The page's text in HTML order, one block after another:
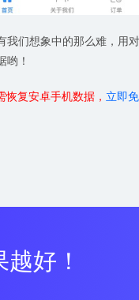
我们想象中的那么难，用
！
恢复安卓手机数据， 立即
好！